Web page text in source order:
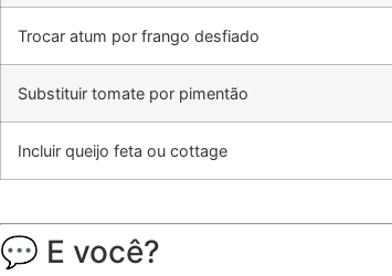
Trocar atum por frango desfiado
Substituir tomate por pimentão
Incluir queijo feta ou cottage
💬 E você?